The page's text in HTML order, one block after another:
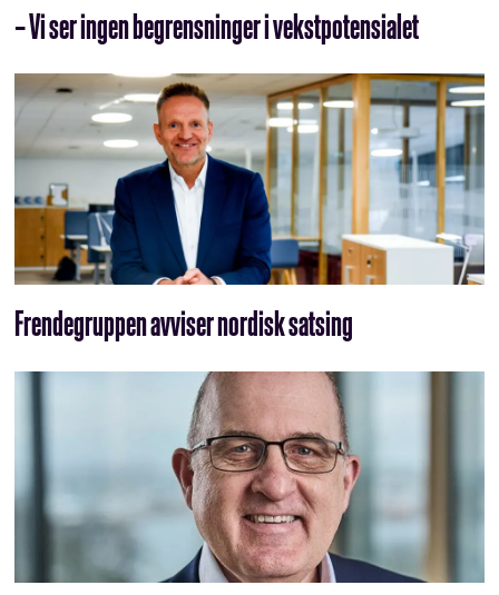
– Vi ser ingen begrensninger i vekstpotensialet
Frendegruppen avviser nordisk satsing